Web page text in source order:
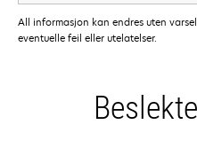
All informasjon kan endres uten
eventuelle feil eller utelatelser.